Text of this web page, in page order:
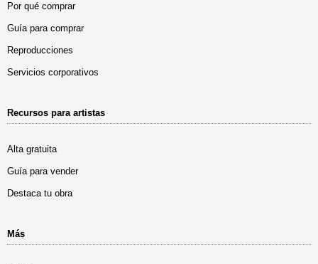
Por qué comprar
Guía para comprar
Reproducciones
Servicios corporativos
Recursos para artistas
Alta gratuita
Guía para vender
Destaca tu obra
Más